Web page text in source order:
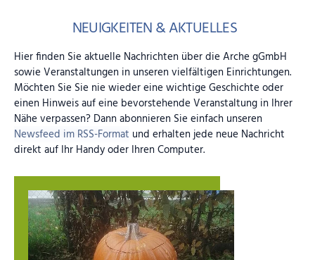
NEUIGKEITEN & AKTUELLES
Hier finden Sie aktuelle Nachrichten über die Arche gGmbH
sowie Veranstaltungen in unseren vielfältigen Einrichtungen.
Möchten Sie Sie nie wieder eine wichtige Geschichte oder
einen Hinweis auf eine bevorstehende Veranstaltung in Ihrer
Nähe verpassen? Dann abonnieren Sie einfach unseren
Newsfeed im RSS-Format und erhalten jede neue Nachricht
direkt auf Ihr Handy oder Ihren Computer.